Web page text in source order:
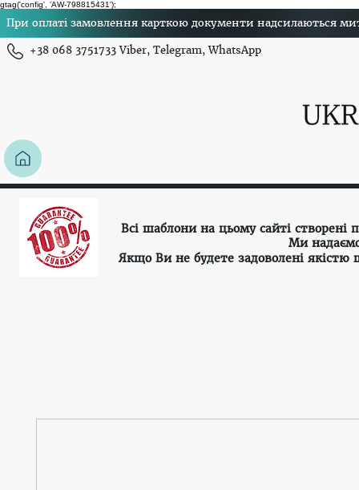
gtag('config', 'AW-798815431');
При оплаті замовлення карткою документи надсилаються
+38 068 3751733 Viber, Telegram, WhatsApp
Всі шаблони на цьому сайті
Ми
Якщо Ви не будете задоволені